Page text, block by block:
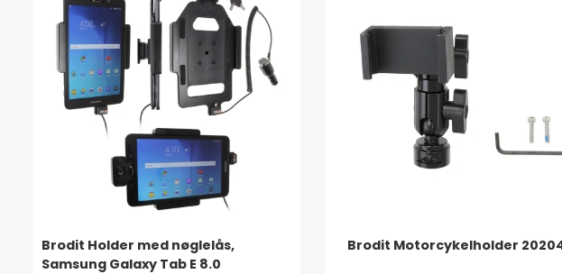
Brodit Holder med nøglelås,
Samsung Galaxy Tab E 8.0
Brodit Motorcykelholder